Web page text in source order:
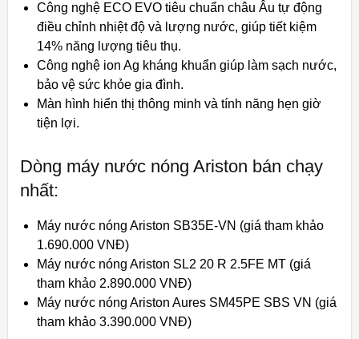
Công nghệ ECO EVO tiêu chuẩn châu Âu tự động
điều chỉnh nhiệt độ và lượng nước, giúp tiết kiệm
14% năng lượng tiêu thụ.
Công nghệ ion Ag kháng khuẩn giúp làm sạch nước,
bảo vệ sức khỏe gia đình.
Màn hình hiển thị thông minh và tính năng hẹn giờ
tiện lợi.
Dòng máy nước nóng Ariston bán chạy
nhất:
Máy nước nóng Ariston SB35E-VN (giá tham khảo
1.690.000 VNĐ)
Máy nước nóng Ariston SL2 20 R 2.5FE MT (giá
tham khảo 2.890.000 VNĐ)
Máy nước nóng Ariston Aures SM45PE SBS VN (giá
tham khảo 3.390.000 VNĐ)